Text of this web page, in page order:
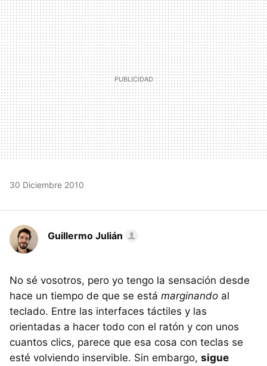
MAIL
30 Diciembre 2010
Guillermo Julián
No sé vosotros, pero yo tengo la sensación desde
hace un tiempo de que se está marginando al
teclado. Entre las interfaces táctiles y las
orientadas a hacer todo con el ratón y con unos
cuantos clics, parece que esa cosa con teclas se
esté volviendo inservible. Sin embargo, sigue